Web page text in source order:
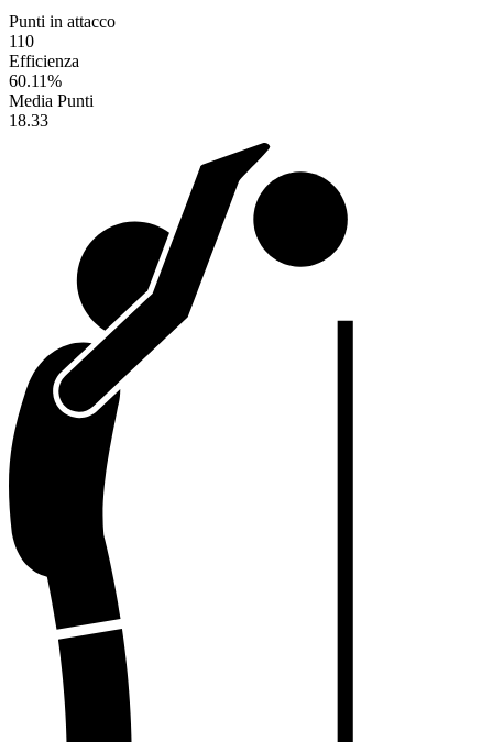
Punti in attacco
110
Efficienza
60.11%
Media Punti
18.33